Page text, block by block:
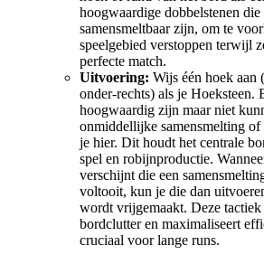
hoogwaardige dobbelstenen
samensmeltbaar zijn, om te
speelgebied verstoppen terwijl
perfecte match.
Uitvoering: Wijs één hoek
onder-rechts) als je Hoeksteen.
hoogwaardig zijn maar niet
onmiddellijke samensmelting
je hier. Dit houdt het centrale
spel en robijnproductie.
verschijnt die een
voltooit, kun je die dan
wordt vrijgemaakt. Deze
bordclutter en maximaliseert
cruciaal voor lange runs.